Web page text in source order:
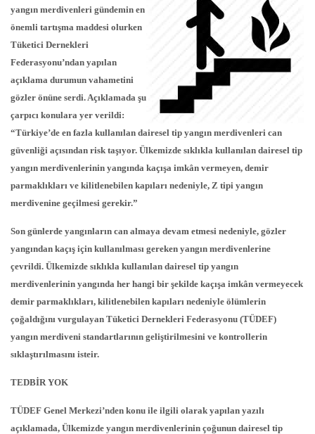
yangın merdivenleri gündemin en
önemli tartışma maddesi olurken
Tüketici Dernekleri
Federasyonu’ndan yapılan
açıklama durumun vahametini
gözler önüne serdi. Açıklamada şu
çarpıcı konulara yer verildi:
“Türkiye’de en fazla kullanılan dairesel tip yangın merdivenleri can
güvenliği açısından risk taşıyor. Ülkemizde sıklıkla kullanılan dairesel tip
yangın merdivenlerinin yangında kaçışa imkân vermeyen, demir
parmaklıkları ve kilitlenebilen kapıları nedeniyle, Z tipi yangın
merdivenine geçilmesi gerekir.”
Son günlerde yangınların can almaya devam etmesi nedeniyle, gözler
yangından kaçış için kullanılması gereken yangın merdivenlerine
çevrildi. Ülkemizde sıklıkla kullanılan dairesel tip yangın
merdivenlerinin yangında her hangi bir şekilde kaçışa imkân vermeyecek
demir parmaklıkları, kilitlenebilen kapıları nedeniyle ölümlerin
çoğaldığını vurgulayan Tüketici Dernekleri Federasyonu (TÜDEF)
yangın merdiveni standartlarının geliştirilmesini ve kontrollerin
sıklaştırılmasını isteir.
TEDBİR YOK
TÜDEF Genel Merkezi’nden konu ile ilgili olarak yapılan yazılı
açıklamada, Ülkemizde yangın merdivenlerinin çoğunun dairesel tip